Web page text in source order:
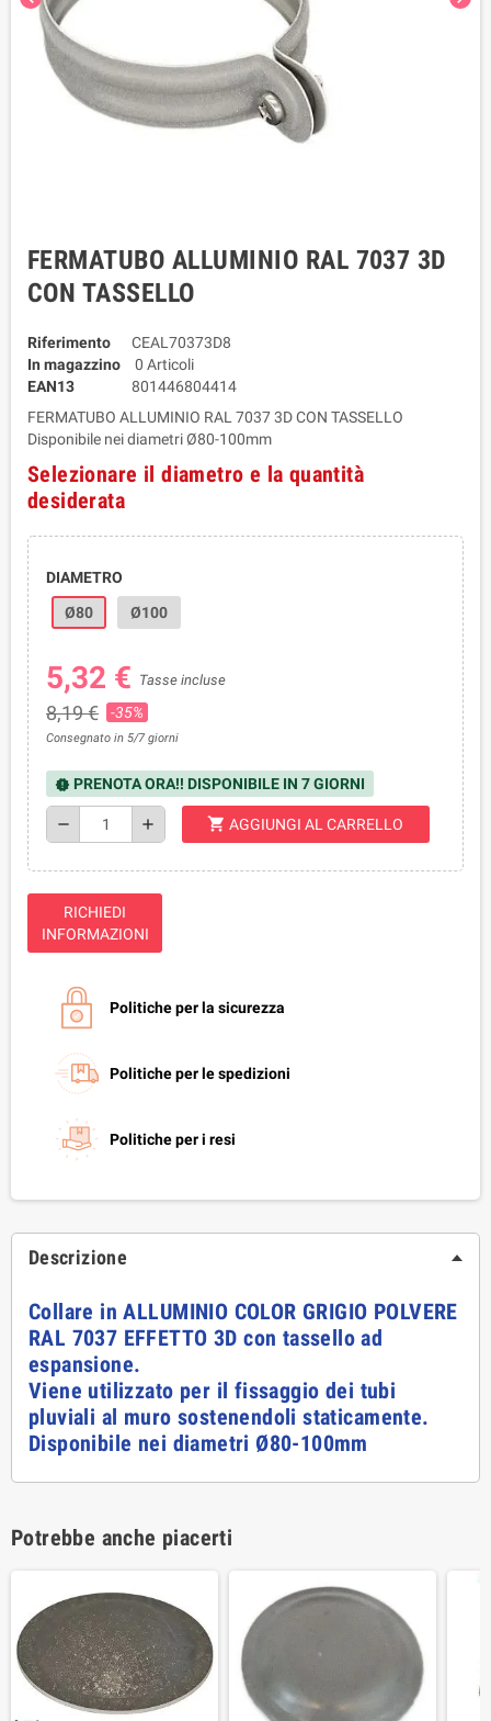
FERMATUBO ALLUMINIO RAL 7037 3D
CON TASSELLO
Riferimento
CEAL70373D8
In magazzino
0 Articoli
EAN13
801446804414
FERMATUBO ALLUMINIO RAL 7037 3D CON TASSELLO
Disponibile nei diametri Ø80-100mm
Selezionare il diametro e la quantità
desiderata
DIAMETRO
Ø80
Ø100
5,32 € Tasse incluse
8,19 € -35%
Consegnato in 5/7 giorni
new_releases PRENOTA ORA!! DISPONIBILE IN 7 GIORNI
remove add shopping_cart AGGIUNGI AL CARRELLO
RICHIEDI
INFORMAZIONI
Politiche per la sicurezza
Politiche per le spedizioni
Politiche per i resi
Descrizione
Collare in ALLUMINIO COLOR GRIGIO POLVERE
RAL 7037 EFFETTO 3D con tassello ad
espansione.
Viene utilizzato per il fissaggio dei tubi
pluviali al muro sostenendoli staticamente.
Disponibile nei diametri Ø80-100mm
Potrebbe anche piacerti